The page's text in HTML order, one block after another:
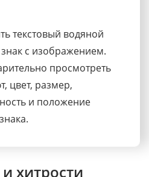
измените настройки
кнопку «Экспорт»,
с водяным